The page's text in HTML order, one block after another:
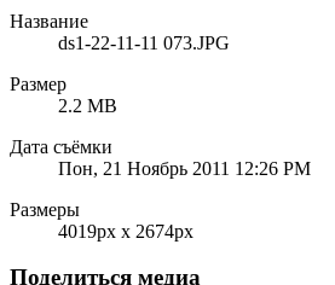
Название
ds1-22-11-11 073.JPG
Размер
2.2 MB
Дата съёмки
Пон, 21 Ноябрь 2011 12:26 PM
Размеры
4019px x 2674px
Поделиться медиа